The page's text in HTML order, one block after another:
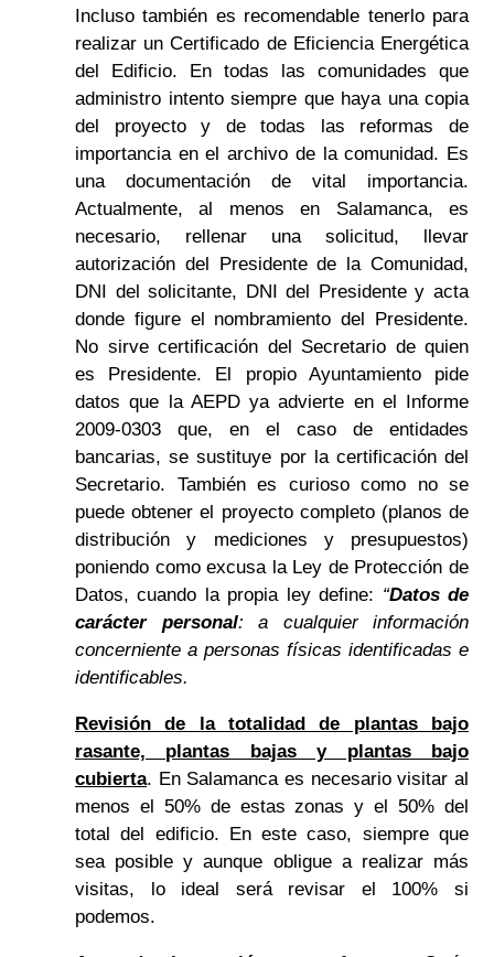
Incluso también es recomendable tenerlo para
realizar un Certificado de Eficiencia Energética
del Edificio. En todas las comunidades que
administro intento siempre que haya una copia
del proyecto y de todas las reformas de
importancia en el archivo de la comunidad. Es
una documentación de vital importancia.
Actualmente, al menos en Salamanca, es
necesario, rellenar una solicitud, llevar
autorización del Presidente de la Comunidad,
DNI del solicitante, DNI del Presidente y acta
donde figure el nombramiento del Presidente.
No sirve certificación del Secretario de quien
es Presidente. El propio Ayuntamiento pide
datos que la AEPD ya advierte en el Informe
2009-0303 que, en el caso de entidades
bancarias, se sustituye por la certificación del
Secretario. También es curioso como no se
puede obtener el proyecto completo (planos de
distribución y mediciones y presupuestos)
poniendo como excusa la Ley de Protección de
Datos, cuando la propia ley define: “Datos de
carácter personal: a cualquier información
concerniente a personas físicas identificadas e
identificables.
Revisión de la totalidad de plantas bajo
rasante, plantas bajas y plantas bajo
cubierta. En Salamanca es necesario visitar al
menos el 50% de estas zonas y el 50% del
total del edificio. En este caso, siempre que
sea posible y aunque obligue a realizar más
visitas, lo ideal será revisar el 100% si
podemos.